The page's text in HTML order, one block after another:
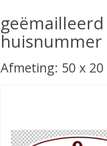
huisnummer
Afmeting: 50 x 20